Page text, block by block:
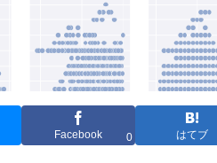
Facebook 0 はてブ